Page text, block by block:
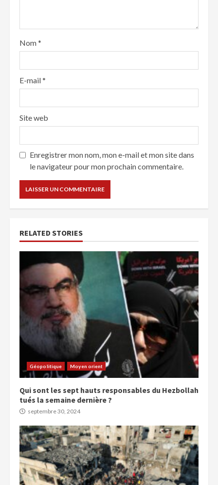
Nom*
E-mail*
Site web
Enregistrer mon nom, mon e-mail et mon site dans
le navigateur pour mon prochain commentaire.
RELATED STORIES
Géopolitique Moyen orient
Qui sont les sept hauts responsables du Hezbollah
tués la semaine dernière ?
septembre 30, 2024